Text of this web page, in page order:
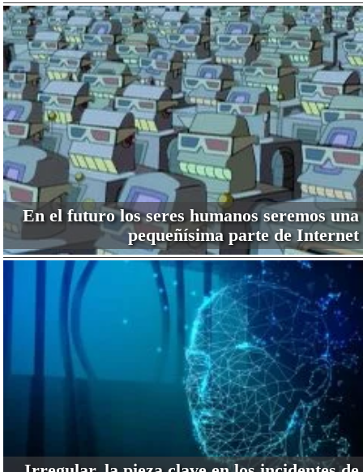
En el futuro los seres humanos seremos una
pequeñísima parte de Internet